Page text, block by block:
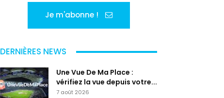
Je m'abonne !
DERNIÈRES NEWS
Une Vue De Ma Place :
vérifiez la vue depuis votre...
7 août 2026